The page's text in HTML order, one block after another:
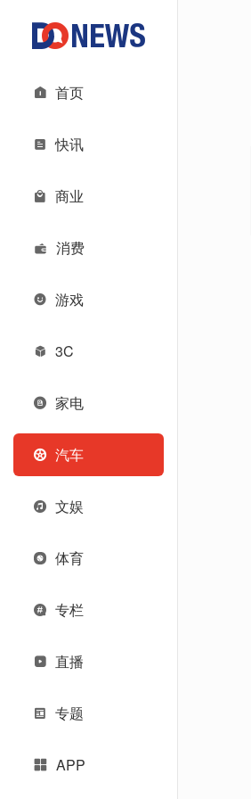
首页
快讯
商业
消费
游戏
3C
家电
汽车
文娱
体育
专栏
直播
专题
APP